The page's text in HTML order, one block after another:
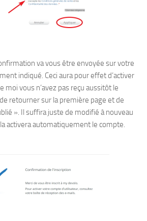
va vous être envoyée sur votre
indiqué. Ceci aura pour effet d’activer
moi vous n’avez pas reçu aussitôt le
retourner sur la première page et de
». Il suffira juste de modifié à nouveau
activera automatiquement le compte.